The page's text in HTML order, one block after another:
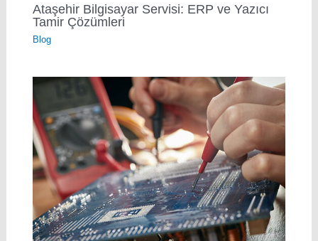
Ataşehir Bilgisayar Servisi: ERP ve Yazıcı
Tamir Çözümleri
Blog